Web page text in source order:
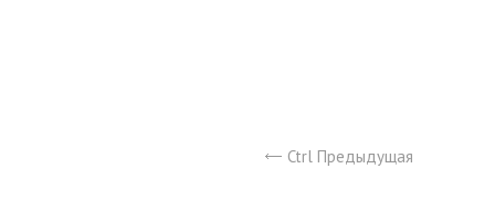
Ctrl Предыдущая